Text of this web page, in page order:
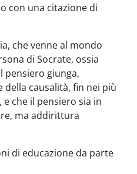
con una citazione di
che venne al mondo
di Socrate, ossia
pensiero giunga,
causalità, fin nei più
che il pensiero sia in
ma addirittura
di educazione da parte